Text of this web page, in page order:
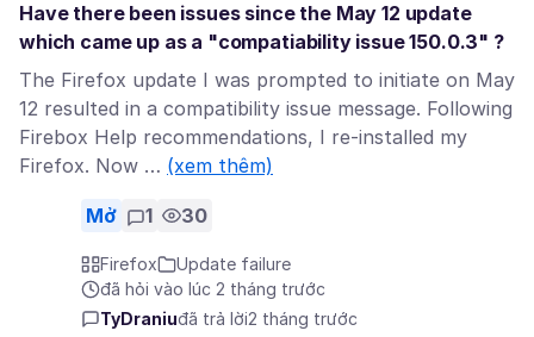
Have there been issues since the May 12 update
which came up as a "compatiability issue 150.0.3" ?
The Firefox update I was prompted to initiate on May
12 resulted in a compatibility issue message. Following
Firebox Help recommendations, I re-installed my
Firefox. Now … (xem thêm)
Mở 1 30
Firefox
Update failure
đã hỏi vào lúc 2 tháng trước
TyDraniuđã trả lời2 tháng trước